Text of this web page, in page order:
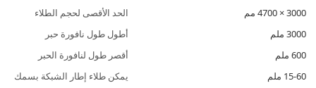
الحد الأقصى لحجم الطلاء
3000 × 4700 مم
أطول طول نافورة حبر
3000 ملم
أقصر طول لنافورة الحبر
600 ملم
يمكن طلاء إطار الشبكة بسمك
15-60 ملم